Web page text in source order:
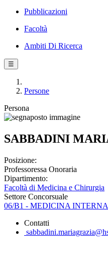
Pubblicazioni
Facoltà
Ambiti Di Ricerca
☰
Persone
Persona
SABBADINI
Posizione:
Professoressa Onoraria
Dipartimento:
Facoltà di Medicina e Chirurgia
Settore Concorsuale
06/B1 - MEDICINA INTERNA
Contatti